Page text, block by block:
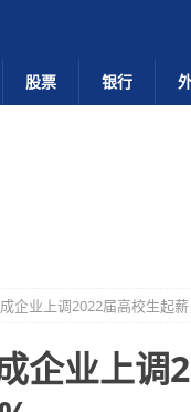
股票 银行
企业上调2022届高校生起
企业上调